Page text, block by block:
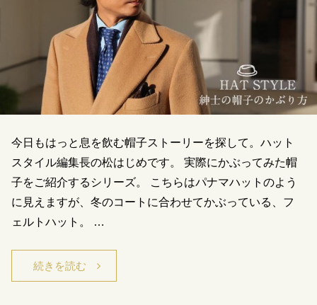
今日もはっと息を飲む帽子ストーリーを探して。ハット
スタイル編集長の松はじめです。 実際にかぶってみた帽
子をご紹介するシリーズ。 こちらはパナマハットのよう
に見えますが、冬のコートに合わせてかぶっている、フ
ェルトハット。 …
続きを読む